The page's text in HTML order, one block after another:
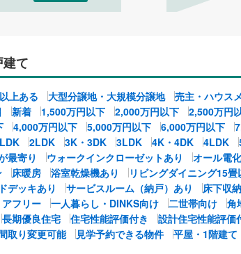
て
上ある 大型分譲地・大規模分譲地
売主・ハウス
新着 1,500万円以下 2,000万円以下
2,500万円
4,000万円以下 5,000万円以下 6,000万円以下
2LDK 3K・3DK 3LDK 4K・4DK 4LDK
最寄り ウォークインクローゼットあり オール電化
床暖房 浴室乾燥機あり
リビングダイニング15畳
デッキあり サービスルーム（納戸）あり
床下収
フリー 一人暮らし・DINKS向け 二世帯向け 角
長期優良住宅 住宅性能評価付き
設計住宅性能評価
取り変更可能 見学予約できる物件 平屋・1階建て